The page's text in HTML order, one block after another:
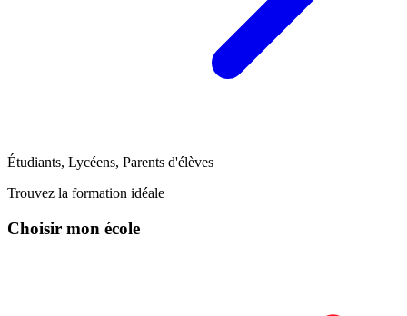
Étudiants, Lycéens, Parents d'élèves
Trouvez la formation idéale
Choisir mon école